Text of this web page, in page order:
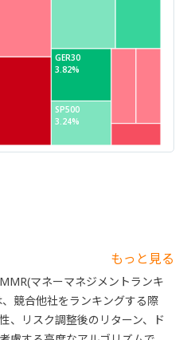
GER30
SP500
3.82%
3.24%
もっと見る
マネーマネジメントランキ
競合他社をランキングする際
、リスク調整後のリターン、ド